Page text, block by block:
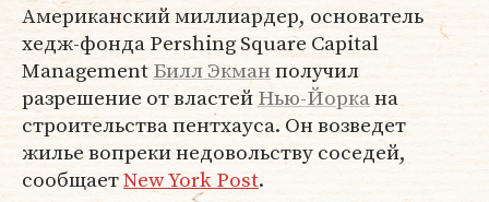
Американский миллиардер, основатель
хедж-фонда Pershing Square Capital
ManagementБилл Экманполучил
разрешение от властейНью-Йоркана
строительства пентхауса. Он возведет
жилье вопреки недовольству соседей,
сообщаетNew York Post.